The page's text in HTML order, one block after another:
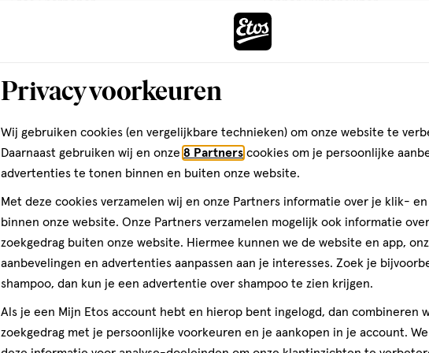
Gratisbezorging vanaf €35 Gratisretour binnen 30
Privacy voorkeuren
Wij gebruiken cookies (en vergelijkbare technieken) om onze website te
Daarnaast gebruiken wij en onze 8 Partners cookies om je persoonlijke
advertenties te tonen binnen en buiten onze website.
Met deze cookies verzamelen wij en onze Partners informatie over je klik-
binnen onze website. Onze Partners verzamelen mogelijk ook informatie
zoekgedrag buiten onze website. Hiermee kunnen we de website en app,
aanbevelingen en advertenties aanpassen aan je interesses. Zoek je
shampoo, dan kun je een advertentie over shampoo te zien krijgen.
Als je een Mijn Etos account hebt en hierop bent ingelogd, dan combineren
zoekgedrag met je persoonlijke voorkeuren en je aankopen in je account.